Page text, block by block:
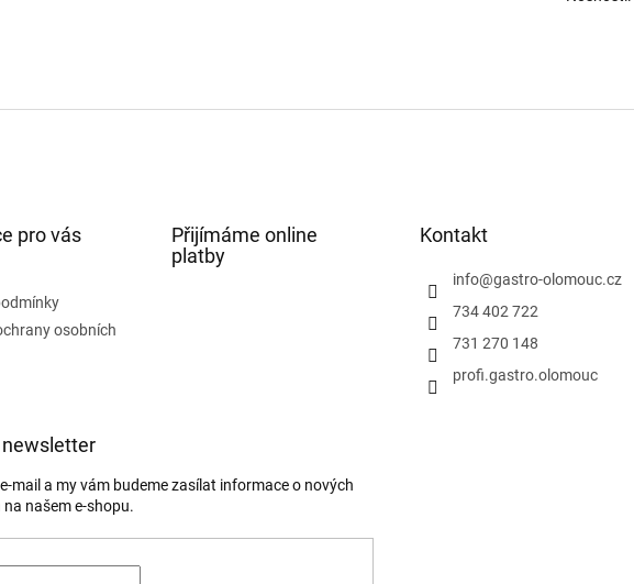
pro vás
osobních
Přijímáme online
platby
Kontakt
info@gastro-olomouc.cz
734 402 722
731 270 148
profi.gastro.olomouc
mail a my vám budeme zasílat informace o nových
našem e-shopu.